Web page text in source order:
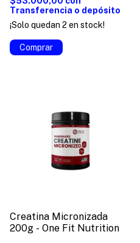
Transferencia o depósito
¡Solo quedan 2en stock!
Comprar
Creatina Micronizada
200g - One Fit Nutrition